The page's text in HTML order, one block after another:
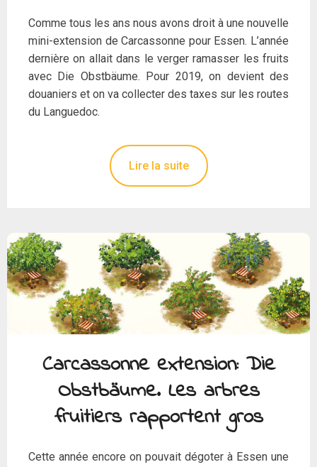
Comme tous les ans nous avons droit à une nouvelle
mini-extension de Carcassonne pour Essen. L’année
dernière on allait dans le verger ramasser les fruits
avec Die Obstbäume. Pour 2019, on devient des
douaniers et on va collecter des taxes sur les routes
du Languedoc.
Lire la suite
Carcassonne extension: Die
Obstbäume. Les arbres
fruitiers rapportent gros
Cette année encore on pouvait dégoter à Essen une